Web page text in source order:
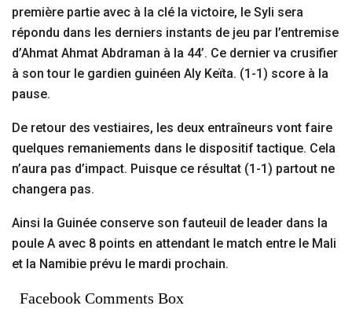
première partie avec à la clé la victoire, le Syli sera
répondu dans les derniers instants de jeu par l’entremise
d’Ahmat Ahmat Abdraman à la 44’. Ce dernier va crusifier
à son tour le gardien guinéen Aly Keïta. (1-1) score à la
pause.
De retour des vestiaires, les deux entraîneurs vont faire
quelques remaniements dans le dispositif tactique. Cela
n’aura pas d’impact. Puisque ce résultat (1-1) partout ne
changera pas.
Ainsi la Guinée conserve son fauteuil de leader dans la
poule A avec 8 points en attendant le match entre le Mali
et la Namibie prévu le mardi prochain.
Facebook Comments Box